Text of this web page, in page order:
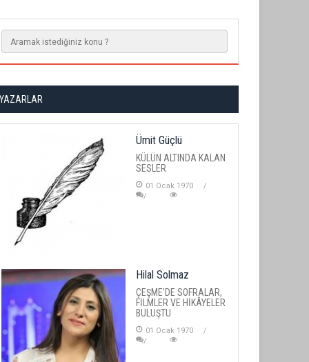
YAZARLAR
Ümit Güçlü
KÜLÜN ALTINDA KALAN
SESLER
01 Ocak 1970
Hilal Solmaz
ÇEŞME'DE SOFRALAR,
FİLMLER VE HİKÂYELER
BULUŞTU
01 Ocak 1970